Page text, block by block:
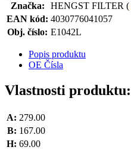
Značka: HENGST FILTER (
EAN kód: 4030776041057
Obj. číslo: E1042L
Popis produktu
OE Čísla
Vlastnosti produktu:
A: 279.00
B: 167.00
H: 69.00